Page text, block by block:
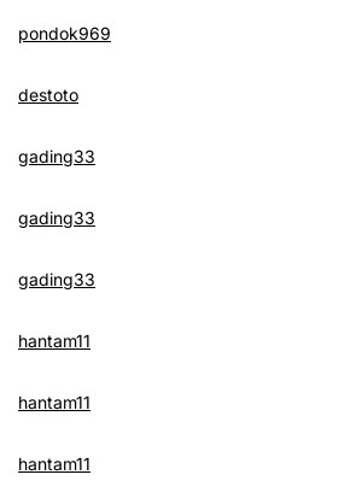
pondok969
destoto
gading33
gading33
gading33
hantam11
hantam11
hantam11